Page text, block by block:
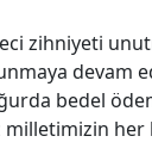
zihniyeti
devam
bedel